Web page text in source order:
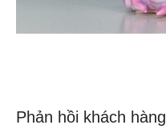
Phản hồi khách hàng